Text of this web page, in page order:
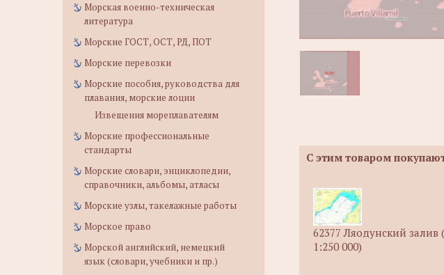
Морская военно-техническая
литература
Морские ГОСТ, ОСТ, РД, ПОТ
Морские перевозки
Морские пособия, руководства для
плавания, морские лоции
Извещения мореплавателям
Морские профессиональные
стандарты
Морские словари, энциклопедии,
справочники, альбомы, атласы
Морские узлы, такелажные работы
Морское право
Морской английский, немецкий
язык (словари, учебники и пр.)
С этим товаром
62377 Ляодунский залив
1:250 000)